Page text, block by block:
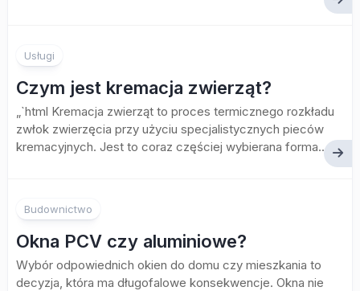
Usługi
Czym jest kremacja zwierząt?
„`html Kremacja zwierząt to proces termicznego rozkładu
zwłok zwierzęcia przy użyciu specjalistycznych pieców
kremacyjnych. Jest to coraz częściej wybierana forma...
Budownictwo
Okna PCV czy aluminiowe?
Wybór odpowiednich okien do domu czy mieszkania to
decyzja, która ma długofalowe konsekwencje. Okna nie